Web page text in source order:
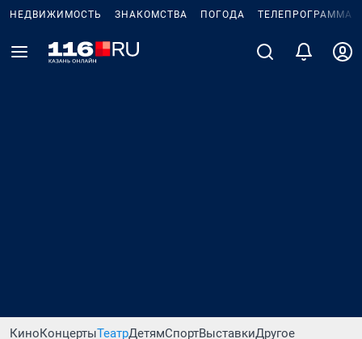
НЕДВИЖИМОСТЬ ЗНАКОМСТВА ПОГОДА ТЕЛЕПРОГРАММА
КиноКонцертыТеатрДетямСпортВыставкиДругое